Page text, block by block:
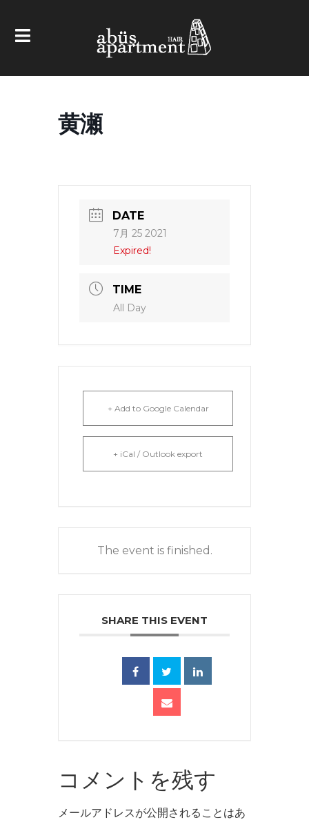
黄瀬
DATE
7月 25 2021
Expired!
TIME
All Day
+ Add to Google Calendar
+ iCal / Outlook export
The event is finished.
SHARE THIS EVENT
コメントを残す
メールアドレスが公開されることはあ